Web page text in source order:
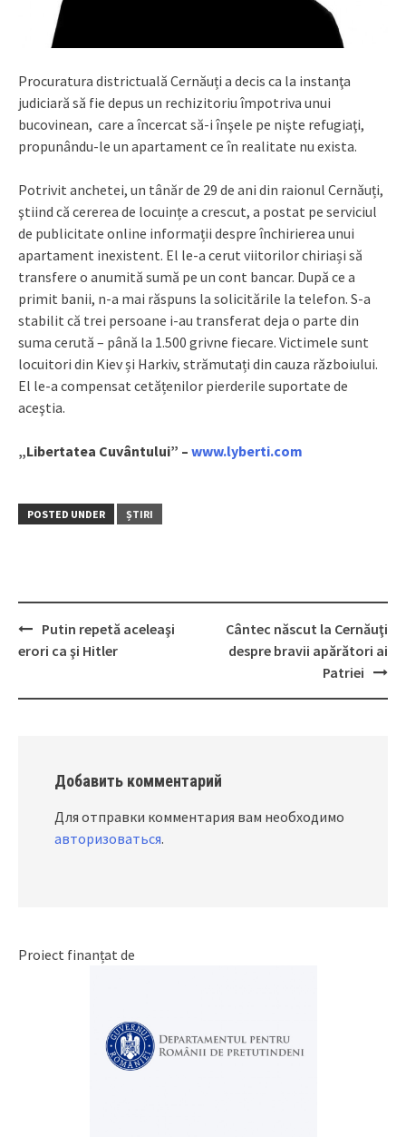
Procuratura districtuală Cernăuți a decis ca la instanţa
judiciară să fie depus un rechizitoriu împotriva unui
bucovinean, care a încercat să-i înşele pe nişte refugiaţi,
propunându-le un apartament ce în realitate nu exista.
Potrivit anchetei, un tânăr de 29 de ani din raionul Cernăuți,
ştiind că cererea de locuințe a crescut, a postat pe serviciul
de publicitate online informații despre închirierea unui
apartament inexistent. El le-a cerut viitorilor chiriași să
transfere o anumită sumă pe un cont bancar. După ce a
primit banii, n-a mai răspuns la solicitările la telefon. S-a
stabilit că trei persoane i-au transferat deja o parte din
suma cerută – până la 1.500 grivne fiecare. Victimele sunt
locuitori din Kiev și Harkiv, strămutați din cauza războiului.
El le-a compensat cetățenilor pierderile suportate de
aceştia.
„Libertatea Cuvântului” – www.lyberti.com
POSTED UNDER ȘTIRI
Post
Putin repetă aceleaşi
erori ca şi Hitler
Cântec născut la Cernăuţi
despre bravii apărători ai
Patriei
Добавить комментарий
Для отправки комментария вам необходимо
авторизоваться.
Proiect finanțat de